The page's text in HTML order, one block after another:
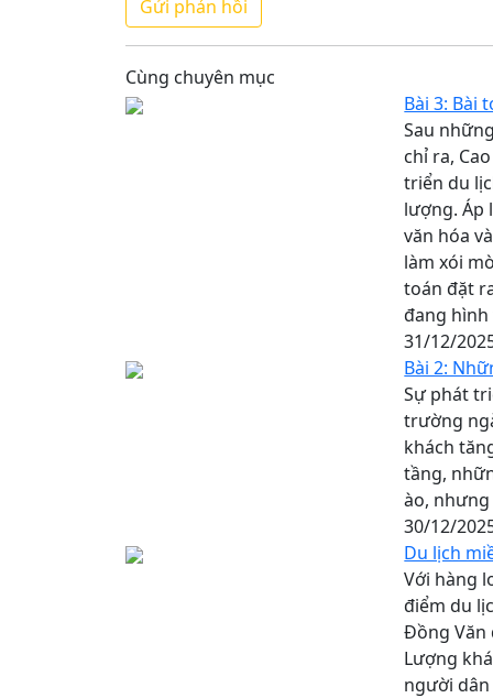
Cùng chuyên mục
Bài 3: Bài
Sau
chỉ ra,
triển du
lượng. Áp
văn hóa
làm xói
toán đặt
đang
31/12/
Bài 2:
Sự phát
trường
khách
tầng,
ào,
30/12/
Du lịch
Với hàng
điểm du
Đồng Văn
Lượng
người dân